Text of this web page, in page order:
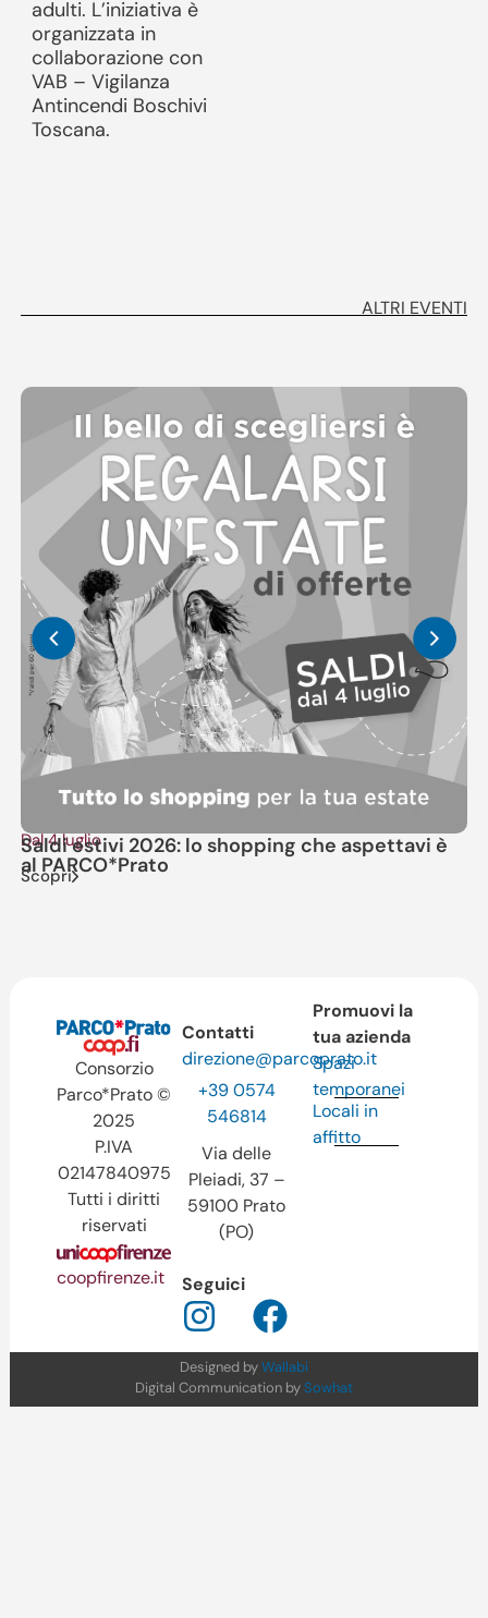
adulti. L’iniziativa è
organizzata in
collaborazione con
VAB – Vigilanza
Antincendi Boschivi
Toscana.
ALTRI EVENTI
Dal 4 luglio
Saldi estivi 2026: lo shopping che aspettavi è
al PARCO*Prato
Scopri
Consorzio
Parco*Prato ©
2025
P.IVA
02147840975
Tutti i diritti
riservati
coopfirenze.it
Contatti
direzione@parcoprato.it
+39 0574
546814
Via delle
Pleiadi, 37 –
59100 Prato
(PO)
Seguici
Promuovi la
tua azienda
Spazi
temporanei
Locali in
affitto
Designed byWallabi
Digital Communication bySowhat